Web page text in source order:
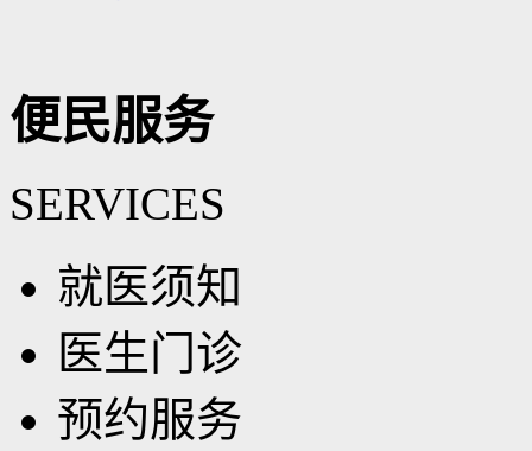
便民服务
SERVICES
就医须知
医生门诊
预约服务